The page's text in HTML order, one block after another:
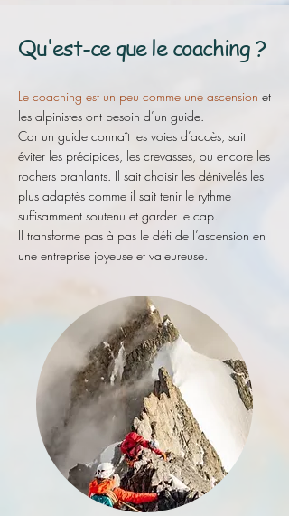
Qu'est-ce que le coaching ?
Le coaching est un peu comme une ascension et
les alpinistes ont besoin d’un guide.
Car un guide connaît les voies d’accès, sait
éviter les précipices, les crevasses, ou encore les
rochers branlants. Il sait choisir les dénivelés les
plus adaptés comme il sait tenir le rythme
suffisamment soutenu et garder le cap.
Il transforme pas à pas le défi de l’ascension en
une entreprise joyeuse et valeureuse.